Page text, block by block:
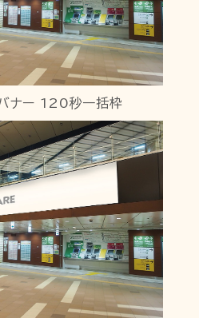
ナー 120秒一括枠